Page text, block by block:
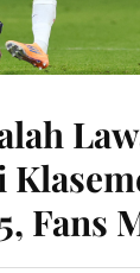
Fans